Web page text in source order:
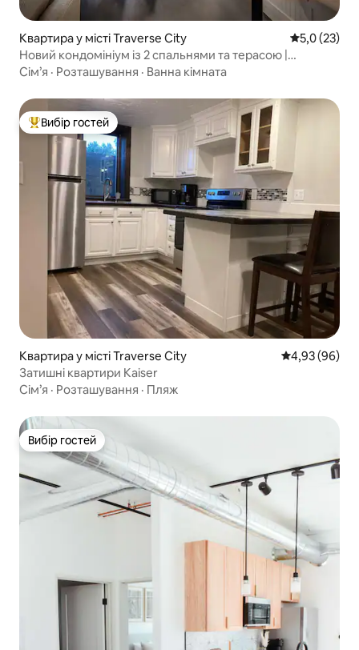
Квартира у місті Traverse City Середня
5,0 (23)
Новий кондомініум із 2 спальнями та терасою |
Неподалік пляж і центр міста
Сім’я · Розташування · Ванна кімната
Топ вибір гостей
Вибір гостей
Квартира у місті Traverse City Середня
4,93 (96)
Затишні квартири Kaiser
Сім’я · Розташування · Пляж
Вибір гостей
Вибір гостей